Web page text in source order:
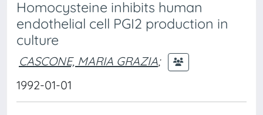
Homocysteine inhibits human
endothelial cell PGI2 production in
culture
CASCONE, MARIA GRAZIA;
1992-01-01